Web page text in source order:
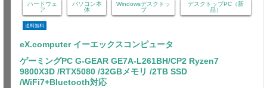
ハードウェ
ア
パソコン本
体
Windowsデスクトッ
プ
デスクトップPC（新
品）
送料無料
eX.computer イーエックスコンピュータ
ゲーミングPC G-GEAR GE7A-L261BH/CP2 Ryzen7
9800X3D /RTX5080 /32GBメモリ /2TB SSD
/WiFi7+Bluetooth対応